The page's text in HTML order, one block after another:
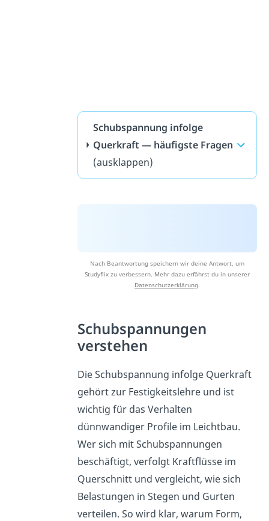
Schubspannung infolge
Querkraft — häufigste Fragen
(ausklappen)
Nach Beantwortung speichern wir deine Antwort, um
Studyflix zu verbessern. Mehr dazu erfährst du in unserer
Datenschutzerklärung
Schubspannungen
verstehen
Die Schubspannung infolge Querkraft
gehört zur Festigkeitslehre und ist
wichtig für das Verhalten
dünnwandiger Profile im Leichtbau.
Wer sich mit Schubspannungen
beschäftigt, verfolgt Kraftflüsse im
Querschnitt und vergleicht, wie sich
Belastungen in Stegen und Gurten
verteilen. So wird klar, warum Form,